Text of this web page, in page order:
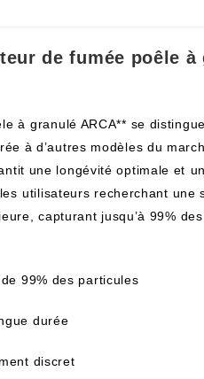
de fumée poêle à
à ⁢granulé ARCA** se
à‍ d’autres ‍modèles ​du
une longévité optimale ‌et
utilisateurs recherchant une
capturant jusqu’à 99%
99% des particules
durée
discret